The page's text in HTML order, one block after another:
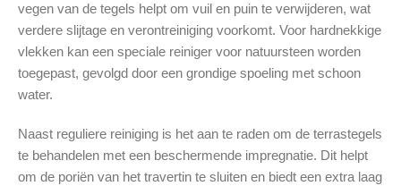
vegen van de tegels helpt om vuil en puin te verwijderen, wat
verdere slijtage en verontreiniging voorkomt. Voor hardnekkige
vlekken kan een speciale reiniger voor natuursteen worden
toegepast, gevolgd door een grondige spoeling met schoon
water.
Naast reguliere reiniging is het aan te raden om de terrastegels
te behandelen met een beschermende impregnatie. Dit helpt
om de poriën van het travertin te sluiten en biedt een extra laag